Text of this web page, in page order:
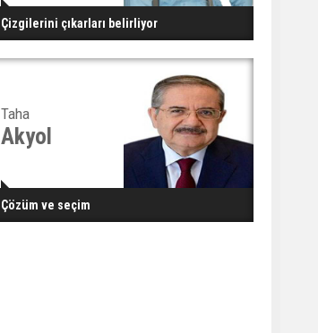
Çizgilerini çıkarları belirliyor
Taha
Akyol
Çözüm ve seçim